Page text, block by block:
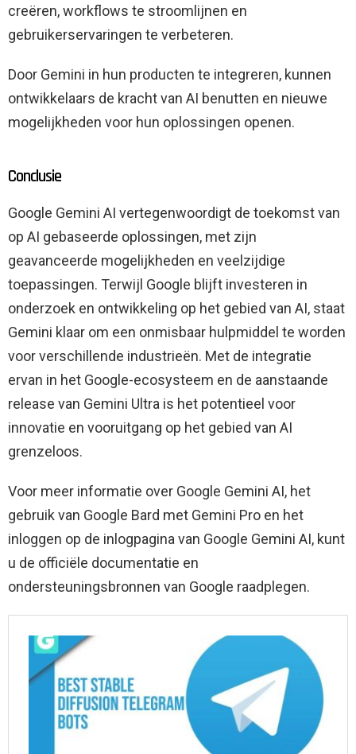
creëren, workflows te stroomlijnen en
gebruikerservaringen te verbeteren.
Door Gemini in hun producten te integreren, kunnen
ontwikkelaars de kracht van AI benutten en nieuwe
mogelijkheden voor hun oplossingen openen.
Conclusie
Google Gemini AI vertegenwoordigt de toekomst van
op AI gebaseerde oplossingen, met zijn
geavanceerde mogelijkheden en veelzijdige
toepassingen. Terwijl Google blijft investeren in
onderzoek en ontwikkeling op het gebied van AI, staat
Gemini klaar om een ​​onmisbaar hulpmiddel te worden
voor verschillende industrieën. Met de integratie
ervan in het Google-ecosysteem en de aanstaande
release van Gemini Ultra is het potentieel voor
innovatie en vooruitgang op het gebied van AI
grenzeloos.
Voor meer informatie over Google Gemini AI, het
gebruik van Google Bard met Gemini Pro en het
inloggen op de inlogpagina van Google Gemini AI, kunt
u de officiële documentatie en
ondersteuningsbronnen van Google raadplegen.